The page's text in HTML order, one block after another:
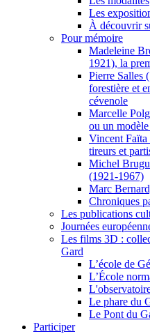
Les
À découvrir
Pour mémoire
Madeleine
1921), la
Pierre Salles
forestière et
cévenole
Marcelle
ou un
Vincent Faïta
tireurs et
Michel
(1921-1967)
Marc
Chroniques
Les publications
Journées
Les films 3D :
Gard
L’école de
L’École
Le phare du
Le Pont du
Participer